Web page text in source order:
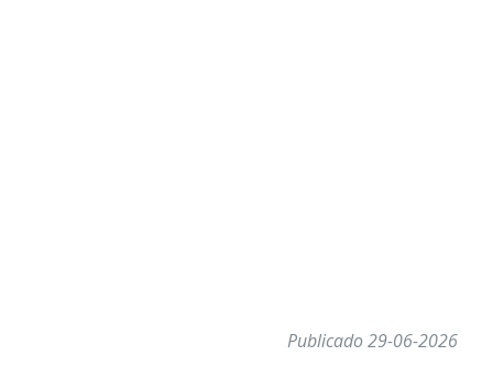
Publicado 29-06-2026